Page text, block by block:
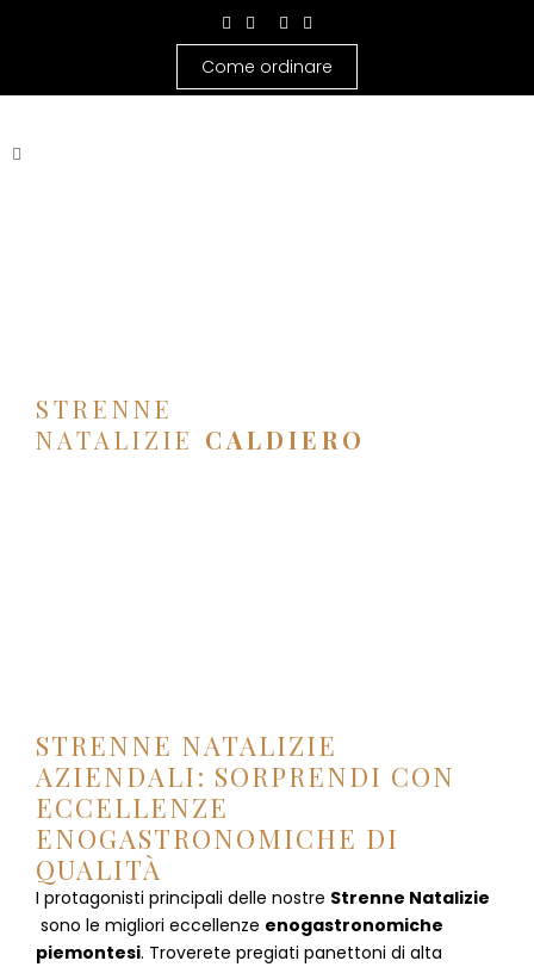
Come ordinare
STRENNE
NATALIZIE CALDIERO
STRENNE NATALIZIE
AZIENDALI: SORPRENDI CON
ECCELLENZE
ENOGASTRONOMICHE DI
QUALITÀ
I protagonisti principali delle nostre Strenne Natalizie
sono le migliori eccellenze enogastronomiche
piemontesi. Troverete pregiati panettoni di alta